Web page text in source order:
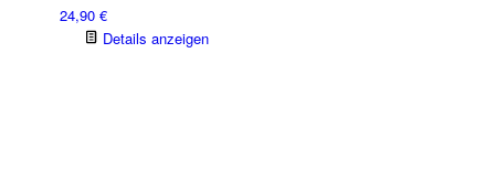
24,90 €
Details anzeigen